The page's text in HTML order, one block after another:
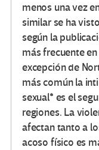
menos una vez
similar se ha
según la
más frecuente
excepción de
más común la
sexual* es el
regiones. La
afectan tanto a
acoso físico es